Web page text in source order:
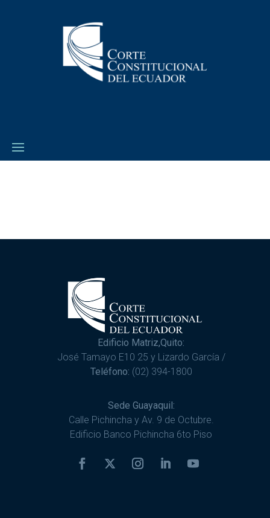
Edificio Matriz,Quito:
José Tamayo E10 25 y Lizardo García /
Teléfono: (02) 394-1800
Sede Guayaquil:
Calle Pichincha y Av. 9 de Octubre.
Edificio Banco Pichincha 6to Piso